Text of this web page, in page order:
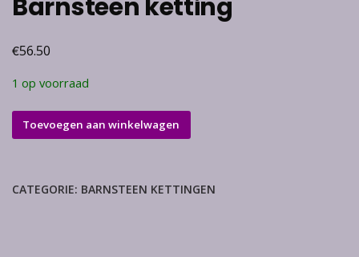
Barnsteen ketting
€56.50
1 op voorraad
Barnsteen
ketting
Toevoegen aan winkelwagen
CATEGORIE: BARNSTEEN KETTINGEN